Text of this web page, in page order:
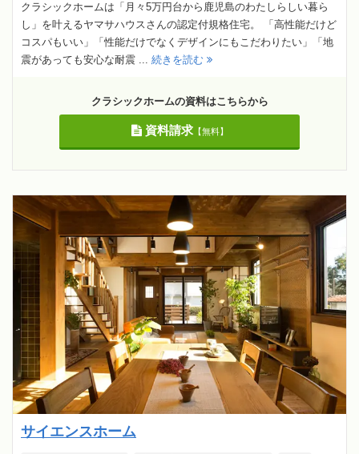
クラシックホームは「月々5万円台から鹿児島のわたしらしい暮ら
し」を叶えるヤマサハウスさんの認定付規格住宅。 「高性能だけど
コスパもいい」「性能だけでなくデザインにもこだわりたい」「地
震があっても安心な耐震 ... 続きを読む
クラシックホームの資料はこちらから
資料請求【無料】
サイエンスホーム